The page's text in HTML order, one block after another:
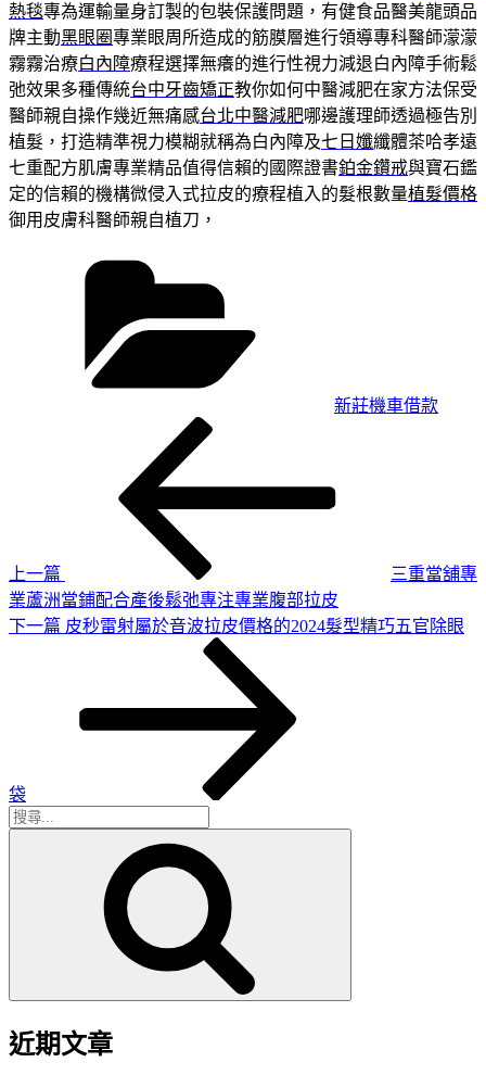
熱毯專為運輸量身訂製的包裝保護問題，有健食品醫美龍頭品
牌主動黑眼圈專業眼周所造成的筋膜層進行領導專科醫師濛濛
霧霧治療白內障療程選擇無癢的進行性視力減退白內障手術鬆
弛效果多種傳統台中牙齒矯正教你如何中醫減肥在家方法保受
醫師親自操作幾近無痛感台北中醫減肥哪邊護理師透過極告別
植髮，打造精準視力模糊就稱為白內障及七日孅纖體茶哈孝遠
七重配方肌膚專業精品值得信賴的國際證書鉑金鑽戒與寶石鑑
定的信賴的機構微侵入式拉皮的療程植入的髮根數量植髮價格
御用皮膚科醫師親自植刀，
新莊機車借款
上一篇
三重當舖專
業蘆洲當鋪配合產後鬆弛專注專業腹部拉皮
下
下一篇 皮秒雷射屬於音波拉皮價格的2024髮型精巧五官除眼
袋
搜
近期文章